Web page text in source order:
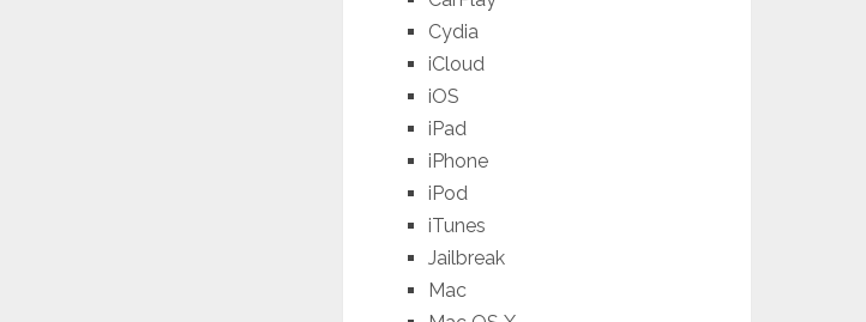
Cydia
iCloud
iOS
iPad
iPhone
iPod
iTunes
Jailbreak
Mac